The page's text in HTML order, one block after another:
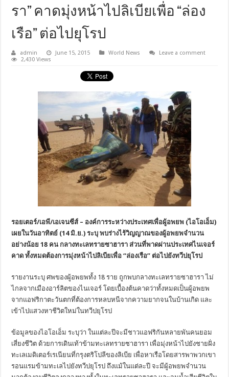
รา” คาดมุ่งหน้าไปลิเบียเพื่อ “ล่อง
เรือ” ต่อไปยุโรป
admin June 15, 2015 World News
Leave a comment
2,430 Views
รอยเตอร์/เอพี/เอเจนซีส์ – องค์การระหว่างประเทศเพื่อผู้อพยพ (ไอโอเอ็ม)
เผยในวันอาทิตย์ (14 มิ.ย.) ระบุ พบร่างไร้วิญญาณของผู้อพยพจำนวน
อย่างน้อย 18 คน กลางทะเลทรายซาฮารา ส่วนที่พาดผ่านประเทศไนเจอร์
คาด ทั้งหมดต้องการมุ่งหน้าไปลิเบียเพื่อ “ล่องเรือ” ต่อไปยังทวีปยุโรป
รายงานระบุ ศพของผู้อพยพทั้ง 18 ราย ถูกพบกลางทะเลทรายซาฮารา ไม่
ไกลจากเมืองอาร์ลิตของไนเจอร์ โดยเบื้องต้นคาดว่าทั้งหมดเป็นผู้อพยพ
จากแอฟริกาตะวันตกที่ต้องการหลบหนีจากความยากจนในบ้านเกิด และ
เข้าไปแสวงหาชีวิตใหม่ในทวีปยุโรป
ข้อมูลของไอโอเอ็ม ระบุว่า ในแต่ละปีจะมีชาวแอฟริกันหลายพันคนยอม
เสี่ยงชีวิต ด้วยการเดินเท้าข้ามทะเลทรายซาฮารา เพื่อมุ่งหน้าไปยังชายฝั่ง
ทะเลเมดิเตอร์เรเนียนที่กรุงตริโปลีของลิเบีย เพื่อหาเรือโดยสารพาพวกเขา
รอนแรมข้ามทะเลไปยังทวีปยุโรป ถึงแม้ในแต่ละปี จะมีผู้อพยพจำนวน